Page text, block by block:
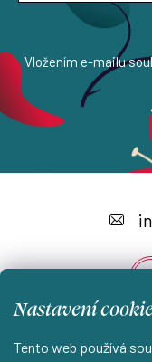
Nastavení
Tento web používá
Vložením e-mailu
a
Instagram